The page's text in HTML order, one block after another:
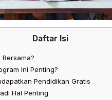
Daftar Isi
Bersama?
Ini Penting?
Pendidikan Gratis
Hal Penting